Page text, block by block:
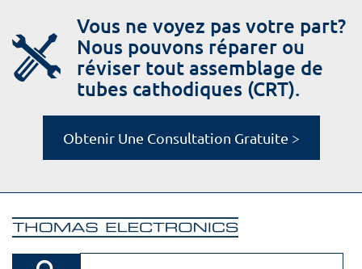
Vous ne voyez pas votre part?
Nous pouvons réparer ou
réviser tout assemblage de
tubes cathodiques (CRT).
Obtenir Une Consultation Gratuite >